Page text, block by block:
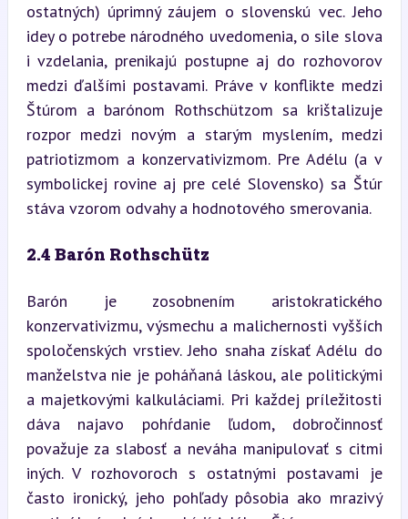
ostatných) úprimný záujem o slovenskú vec. Jeho
idey o potrebe národného uvedomenia, o sile slova
i vzdelania, prenikajú postupne aj do rozhovorov
medzi ďalšími postavami. Práve v konflikte medzi
Štúrom a barónom Rothschützom sa krištalizuje
rozpor medzi novým a starým myslením, medzi
patriotizmom a konzervativizmom. Pre Adélu (a v
symbolickej rovine aj pre celé Slovensko) sa Štúr
stáva vzorom odvahy a hodnotového smerovania.
2.4 Barón Rothschütz
Barón je zosobnením aristokratického
konzervativizmu, výsmechu a malichernosti vyšších
spoločenských vrstiev. Jeho snaha získať Adélu do
manželstva nie je poháňaná láskou, ale politickými
a majetkovými kalkuláciami. Pri každej príležitosti
dáva najavo pohŕdanie ľudom, dobročinnosť
považuje za slabosť a neváha manipulovať s citmi
iných. V rozhovoroch s ostatnými postavami je
často ironický, jeho pohľady pôsobia ako mrazivý